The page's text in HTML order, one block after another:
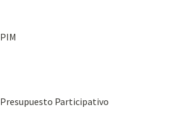
PIM
Presupuesto Participativo